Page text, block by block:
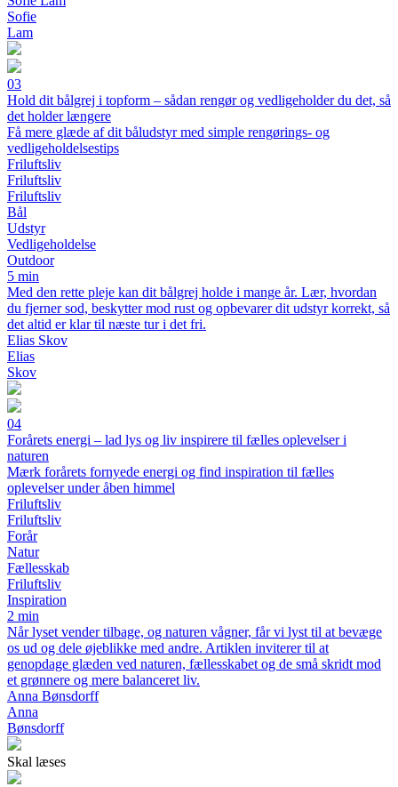
Sofie
Lam
03
Hold dit bålgrej i topform – sådan rengør og vedligeholder du det, så
det holder længere
Få mere glæde af dit båludstyr med simple rengørings- og
vedligeholdelsestips
Friluftsliv
Friluftsliv
Friluftsliv
Bål
Udstyr
Vedligeholdelse
Outdoor
5 min
Med den rette pleje kan dit bålgrej holde i mange år. Lær, hvordan
du fjerner sod, beskytter mod rust og opbevarer dit udstyr korrekt, så
det altid er klar til næste tur i det fri.
Elias Skov
Elias
Skov
04
Forårets energi – lad lys og liv inspirere til fælles oplevelser i
naturen
Mærk forårets fornyede energi og find inspiration til fælles
oplevelser under åben himmel
Friluftsliv
Friluftsliv
Forår
Natur
Fællesskab
Friluftsliv
Inspiration
2 min
Når lyset vender tilbage, og naturen vågner, får vi lyst til at bevæge
os ud og dele øjeblikke med andre. Artiklen inviterer til at
genopdage glæden ved naturen, fællesskabet og de små skridt mod
et grønnere og mere balanceret liv.
Anna Bønsdorff
Anna
Bønsdorff
Skal læses